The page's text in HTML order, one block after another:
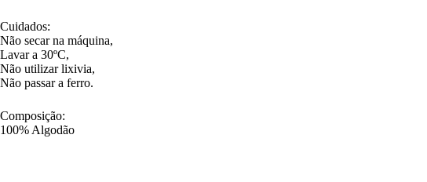
Cuidados:
Não secar na máquina,
Lavar a 30ºC,
Não utilizar lixivia,
Não passar a ferro.
Composição:
100% Algodão